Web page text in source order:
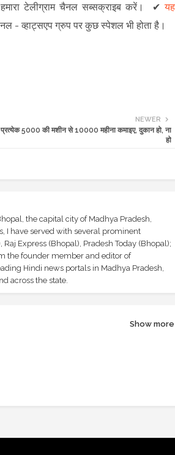
टेलीग्राम चैनल सब्सक्राइब करें। ✔
- व्हाट्सएप ग्रुपपर कुछ स्पेशल भी होता है।
NEWER
5000 की मशीन से 10000 महीना कमाइए, दुकान हो, ना
हो
the capital city of Madhya Pradesh,
I have served with several prominent
Express (Bhopal), Pradesh Today (Bhopal);
the founder member and editor of
Hindi news portals in Madhya Pradesh,
across the state.
Show more